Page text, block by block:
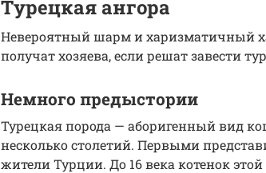
Турецкая ангора
Невероятный шарм и харизматичный
получат хозяева, если решат завести
Немного предыстории
Турецкая порода — аборигенный вид
несколько столетий. Первыми
жители Турции. До 16 века котенок